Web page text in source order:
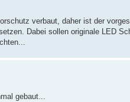
verbaut, daher ist der
Dabei sollen originale LED
gebaut...